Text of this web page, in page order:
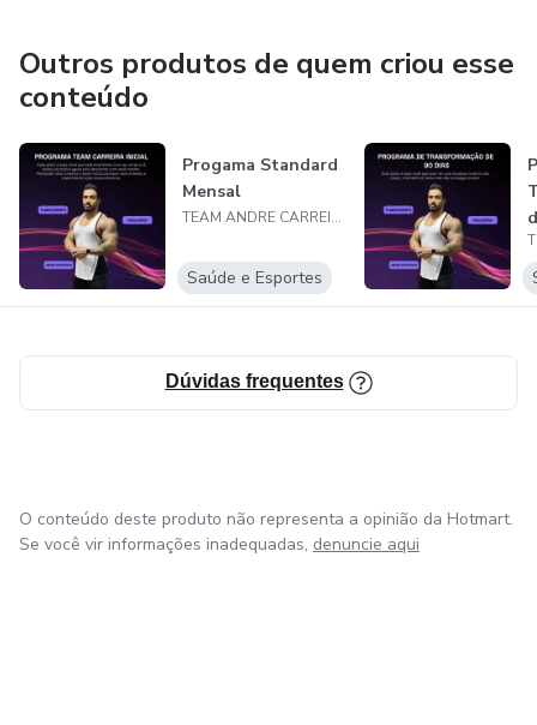
PLANEJAMENTO, MAS ORIENTAÇÕES PARA
ALIMENTAÇÃO, TREINO FOCADO EM ESTÉTICA,
FORMAÇÃO DE MINDSET, MANTENDO VOCE
SEMPRE MOTIVADO E PERCEBENDO AS
TRANSFORMAÇÕES EM SEU PROPRIO CORPO COMO
NUNCA VIU, OU DEVOLVEMOS SEU DINHEIRO.
Outros produtos de quem criou esse
conteúdo
Progama Standard
Mensal
TEAM ANDRE CARREIRA
Saúde e Esportes
Dúvidas frequentes
O conteúdo deste produto não representa a opinião da Hotmart.
Se você vir informações inadequadas, denuncie aqui